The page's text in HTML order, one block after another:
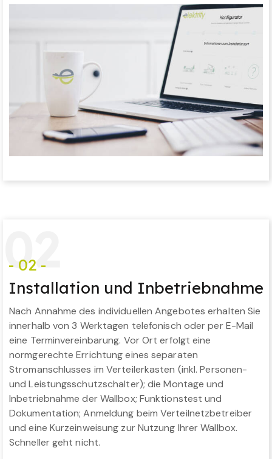
02
- 02 -
Installation und Inbetriebnahme
Nach Annahme des individuellen Angebotes erhalten Sie
innerhalb von 3 Werktagen telefonisch oder per E-Mail
eine Terminvereinbarung. Vor Ort erfolgt eine
normgerechte Errichtung eines separaten
Stromanschlusses im Verteilerkasten (inkl. Personen-
und Leistungsschutzschalter); die Montage und
Inbetriebnahme der Wallbox; Funktionstest und
Dokumentation; Anmeldung beim Verteilnetzbetreiber
und eine Kurzeinweisung zur Nutzung Ihrer Wallbox.
Schneller geht nicht.